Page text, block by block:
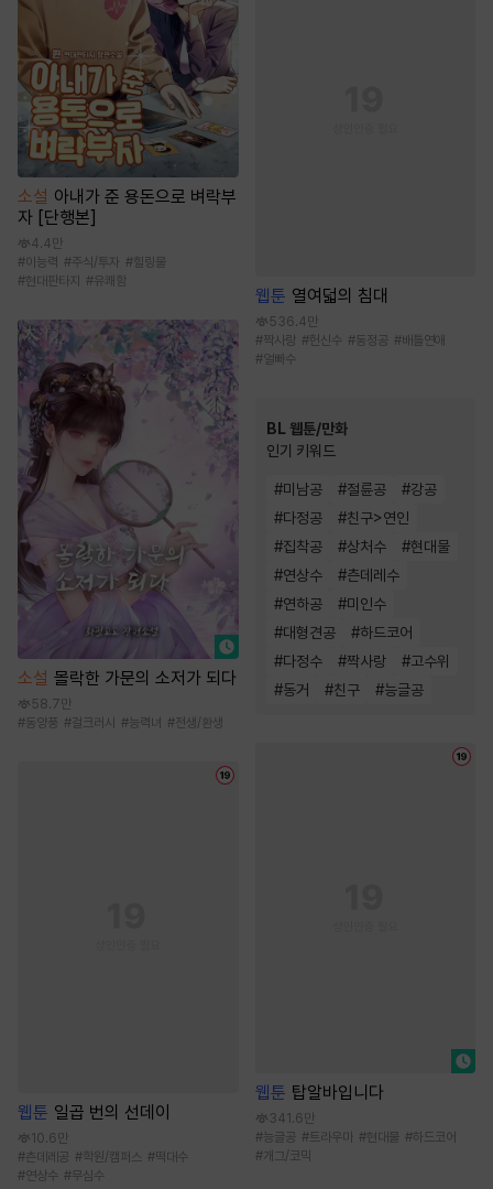
소설 아내가 준 용돈으로 벼락부
자 [단행본]
4.4만
#이능력 #주식/투자 # 힐링물
#현대판타지 #유쾌함
소설 몰락한 가문의 소저가 되다
58.7만
#동양풍 #걸크러시 #능력녀 #전생/환생
웹툰 일곱 번의 선데이
10.6만
#츤데레공 #학원/캠퍼스 #떡대수
#연상수 #무심수
웹툰 열여덟의 침대
536.4만
#짝사랑 #헌신수 #동정공 #배틀연애
#얼빠수
BL 웹툰/만화
인기 키워드
#미남공 #절륜공 #강공
#다정공 #친구>연인
#집착공 #상처수 #현대물
#연상수 #츤데레수
#연하공 #미인수
#대형견공 #하드코어
#다정수 #짝사랑 #고수위
#동거 #친구 #능글공
웹툰 탑알바입니다
341.6만
#능글공 #트라우마 #현대물 #하드코어
#개그/코믹